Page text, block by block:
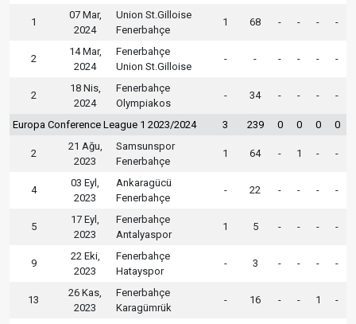
1
07 Mar,
2024
Union St.Gilloise
Fenerbahçe
1 68 - - - -
2
14 Mar,
2024
Fenerbahçe
Union St.Gilloise
- - - - - -
2
18 Nis,
2024
Fenerbahçe
Olympiakos
- 34 - - - -
Europa Conference League 1 2023/2024 3 239 0 0 0 0
2
21 Ağu,
2023
Samsunspor
Fenerbahçe
1 64 - 1 - -
4
03 Eyl,
2023
Ankaragücü
Fenerbahçe
- 22 - - - -
5
17 Eyl,
2023
Fenerbahçe
Antalyaspor
1 5 - - - -
9
22 Eki,
2023
Fenerbahçe
Hatayspor
- 3 - - - -
13
26 Kas,
2023
Fenerbahçe
Karagümrük
- 16 - - 1 -